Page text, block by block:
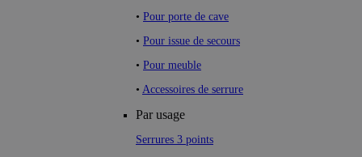
• Pour porte de cave
• Pour issue de secours
• Pour meuble
• Accessoires de serrure
Par usage
Serrures 3 points